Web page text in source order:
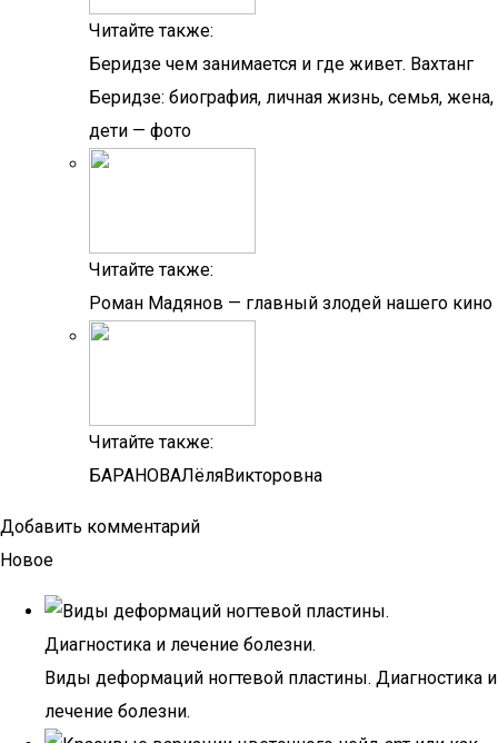
Читайте также:
Беридзе чем занимается и где живет. Вахтанг
Беридзе: биография, личная жизнь, семья, жена,
дети — фото
Читайте также:
Роман Мадянов — главный злодей нашего кино
Читайте также:
БАРАНОВАЛёляВикторовна
Добавить комментарий
Новое
Виды деформаций ногтевой пластины. Диагностика и
лечение болезни.